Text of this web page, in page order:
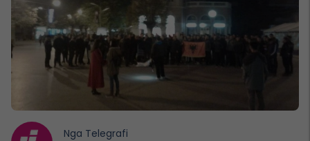
Nga Telegrafi